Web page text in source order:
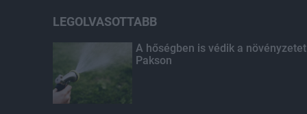
LEGOLVASOTTABB
A hőségben is védik a növényzetet
Pakson